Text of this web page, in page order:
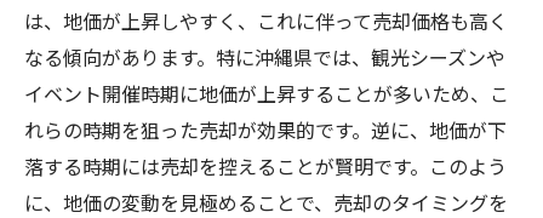
は、地価が上昇しやすく、これに伴って売却価格も高く
なる傾向があります。特に沖縄県では、観光シーズンや
イベント開催時期に地価が上昇することが多いため、こ
れらの時期を狙った売却が効果的です。逆に、地価が下
落する時期には売却を控えることが賢明です。このよう
に、地価の変動を見極めることで、売却のタイミングを